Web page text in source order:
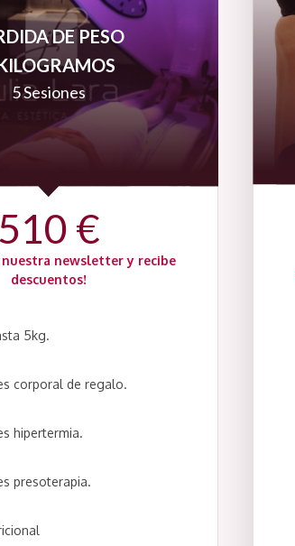
DE PESO
5 Sesiones
510 €
nuestra newsletter y recibe
descuentos!
5kg.
corporal de regalo.
hipertermia.
presoterapia.